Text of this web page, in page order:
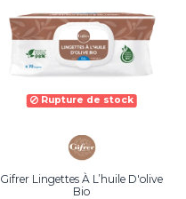
Rupture de stock
Gifrer Lingettes À L’huile D'olive
Bio